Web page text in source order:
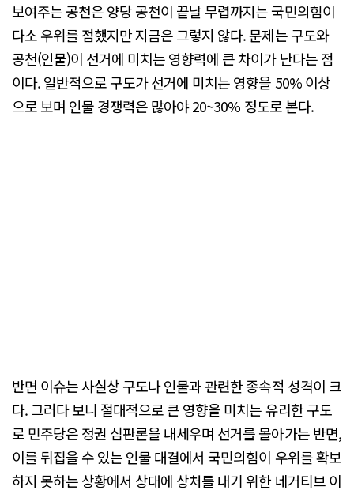
보여주는 공천은 양당 공천이 끝날 무렵까지는 국민의힘이
다소 우위를 점했지만 지금은 그렇지 않다. 문제는 구도와
공천(인물)이 선거에 미치는 영향력에 큰 차이가 난다는 점
이다. 일반적으로 구도가 선거에 미치는 영향을 50% 이상
으로 보며 인물 경쟁력은 많아야 20~30% 정도로 본다.
반면 이슈는 사실상 구도나 인물과 관련한 종속적 성격이 크
다. 그러다 보니 절대적으로 큰 영향을 미치는 유리한 구도
로 민주당은 정권 심판론을 내세우며 선거를 몰아가는 반면,
이를 뒤집을 수 있는 인물 대결에서 국민의힘이 우위를 확보
하지 못하는 상황에서 상대에 상처를 내기 위한 네거티브 이